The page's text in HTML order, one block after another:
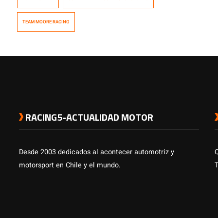
TEAM MOORE RACING
RACING5-ACTUALIDAD MOTOR
Desde 2003 dedicados al acontecer automotriz y
motorsport en Chile y el mundo.